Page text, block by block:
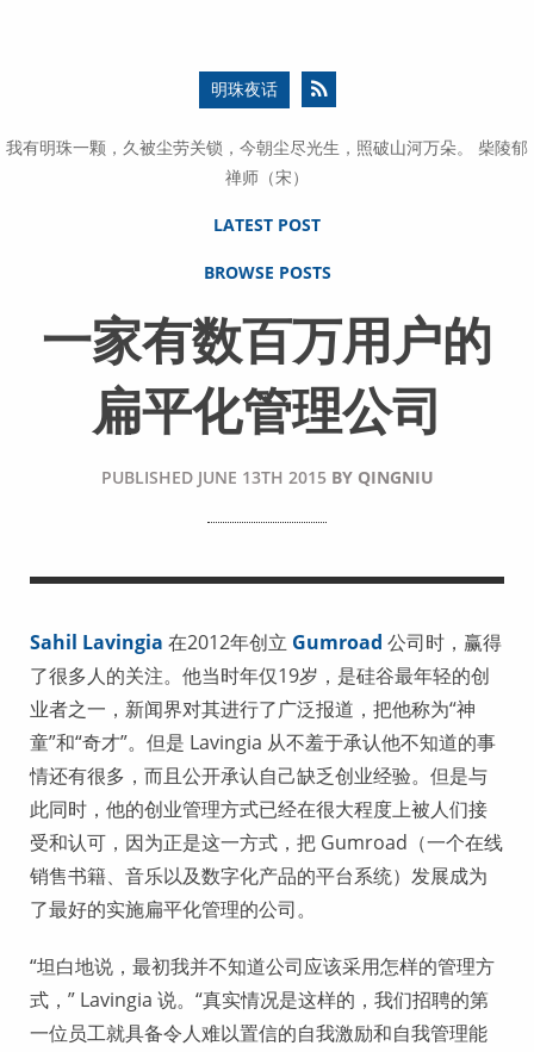
明珠夜话
我有明珠一颗，久被尘劳关锁，今朝尘尽光生，照破山河万朵。 柴陵郁
禅师（宋）
LATEST POST
BROWSE POSTS
一家有数百万用户的
扁平化管理公司
PUBLISHED JUNE 13TH 2015 BY QINGNIU
Sahil Lavingia 在2012年创立 Gumroad 公司时，赢得
了很多人的关注。他当时年仅19岁，是硅谷最年轻的创
业者之一，新闻界对其进行了广泛报道，把他称为“神
童”和“奇才”。但是 Lavingia 从不羞于承认他不知道的事
情还有很多，而且公开承认自己缺乏创业经验。但是与
此同时，他的创业管理方式已经在很大程度上被人们接
受和认可，因为正是这一方式，把 Gumroad（一个在线
销售书籍、音乐以及数字化产品的平台系统）发展成为
了最好的实施扁平化管理的公司。
“坦白地说，最初我并不知道公司应该采用怎样的管理方
式，” Lavingia 说。“真实情况是这样的，我们招聘的第
一位员工就具备令人难以置信的自我激励和自我管理能